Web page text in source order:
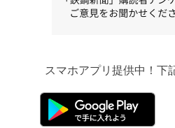
スマホアプリ提供中！下